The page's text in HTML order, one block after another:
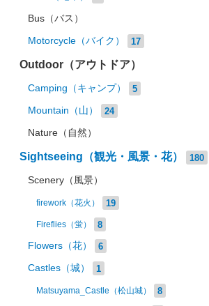
Bus（バス）
Motorcycle（バイク） 17
Outdoor（アウトドア）
Camping（キャンプ） 5
Mountain（山） 24
Nature（自然）
Sightseeing（観光・風景・花） 180
Scenery（風景）
firework（花火） 19
Fireflies（蛍） 8
Flowers（花） 6
Castles（城） 1
Matsuyama_Castle（松山城） 8